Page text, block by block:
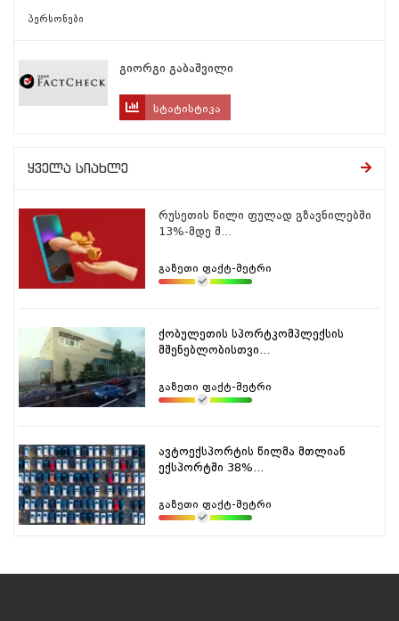
პერსონები
გიორგი გაბაშვილი
სტატისტიკა
ყველა სიახლე
რუსეთის წილი ფულად გზავნილებში
13%-მდე შ...
გაზეთი ფაქტ-მეტრი
ქობულეთის სპორტკომპლექსის
მშენებლობისთვი...
გაზეთი ფაქტ-მეტრი
ავტოექსპორტის წილმა მთლიან
ექსპორტში 38%...
გაზეთი ფაქტ-მეტრი